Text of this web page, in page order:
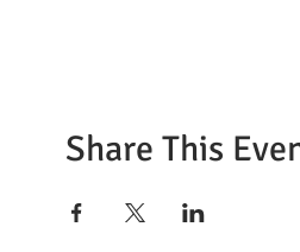
Share This